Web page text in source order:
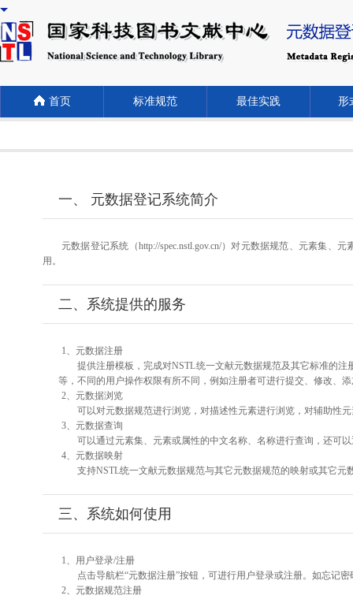
首页 标准规范 最佳实践 形
一、 元数据登记系统简介
元数据登记系统（http://spec.nstl.gov.cn/）对元数据规范、元素集
用。
二、系统提供的服务
1、元数据注册
提供注册模板，完成对NSTL统一文献元数据规范及其它标准的
等，不同的用户操作权限有所不同，例如注册者可进行提交、修改、
2、元数据浏览
可以对元数据规范进行浏览，对描述性元素进行浏览，对辅助性
3、元数据查询
可以通过元素集、元素或属性的中文名称、名称进行查询，还可
4、元数据映射
支持NSTL统一文献元数据规范与其它元数据规范的映射或其它元
三、系统如何使用
1、用户登录/注册
点击导航栏“元数据注册”按钮，可进行用户登录或注册。如忘记
2、元数据规范注册